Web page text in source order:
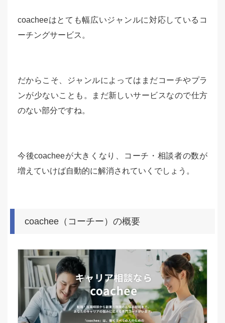
coacheeはとても幅広いジャンルに対応しているコ
ーチングサービス。
だからこそ、ジャンルによってはまだコーチやプラ
ンが少ないことも。まだ新しいサービスなので仕方
のない部分ですね。
今後coacheeが大きくなり、コーチ・相談者の数が
増えていけば自動的に解消されていくでしょう。
coachee（コーチー）の概要